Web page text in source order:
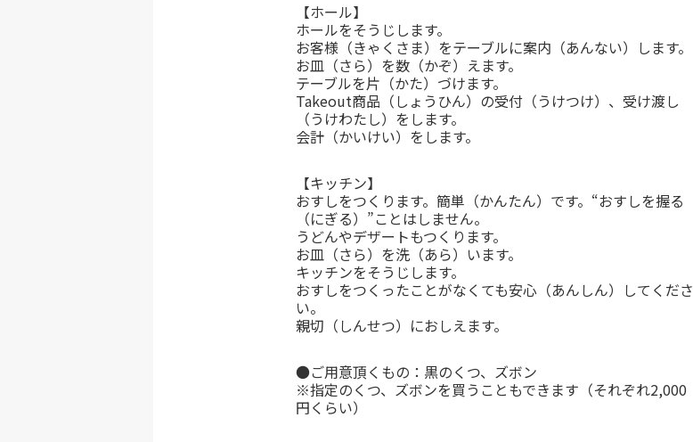
【ホール】
ホールをそうじします。
お客様（きゃくさま）をテーブルに案内（あんない）します。
お皿（さら）を数（かぞ）えます。
テーブルを片（かた）づけます。
Takeout商品（しょうひん）の受付（うけつけ）、受け渡し
（うけわたし）をします。
会計（かいけい）をします。
【キッチン】
おすしをつくります。簡単（かんたん）です。“おすしを握る
（にぎる）”ことはしません。
うどんやデザートもつくります。
お皿（さら）を洗（あら）います。
キッチンをそうじします。
おすしをつくったことがなくても安心（あんしん）してくださ
い。
親切（しんせつ）におしえます。
●ご用意頂くもの：黒のくつ、ズボン
※指定のくつ、ズボンを買うこともできます（それぞれ2,000
円くらい）